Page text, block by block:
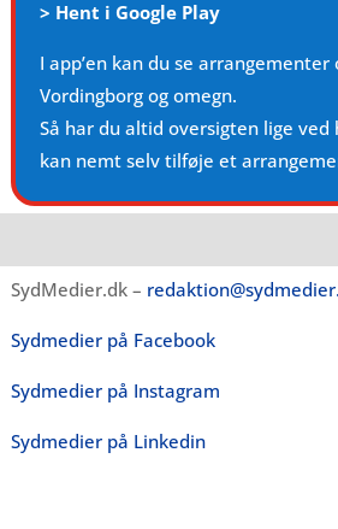
> Hent i Google Play
I app’en kan du se
Vordingborg og omegn.
Så har du altid oversigten lige ved
kan nemt selv tilføje et
SydMedier.dk –
Sydmedier på Facebook
Sydmedier på Instagram
Sydmedier på Linkedin